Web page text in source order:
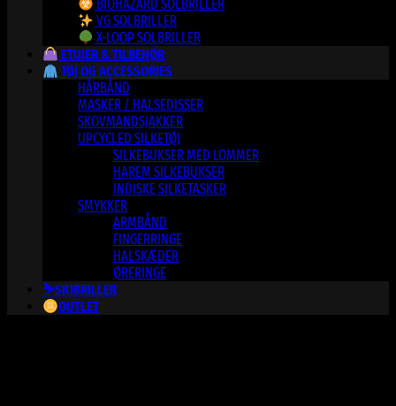
BIOHAZARD SOLBRILLER
VG SOLBRILLER
X-LOOP SOLBRILLER
ETUIER & TILBEHØR
TØJ OG ACCESSORIES
HÅRBÅND
MASKER / HALSEDISSER
SKOVMANDSJAKKER
UPCYCLED SILKETØJ
SILKEBUKSER MED LOMMER
HAREM SILKEBUKSER
INDISKE SILKETASKER
SMYKKER
ARMBÅND
FINGERRINGE
HALSKÆDER
ØRERINGE
⛷️SKIBRILLER
OUTLET